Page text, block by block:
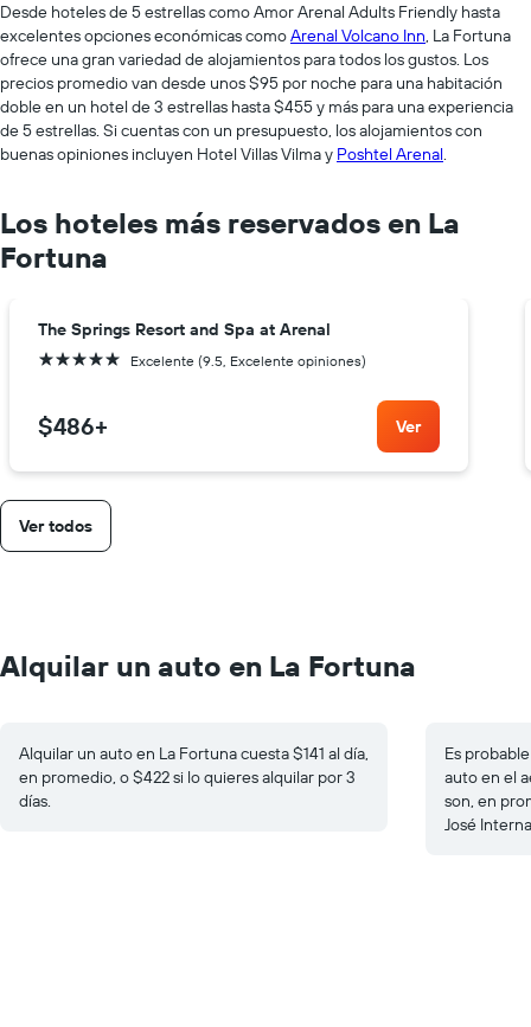
Desde hoteles de 5 estrellas como Amor Arenal Adults Friendly hasta
excelentes opciones económicas comoArenal Volcano Inn, La Fortuna
ofrece una gran variedad de alojamientos para todos los gustos. Los
precios promedio van desde unos $95 por noche para una habitación
doble en un hotel de 3 estrellas hasta $455 y más para una experiencia
de 5 estrellas. Si cuentas con un presupuesto, los alojamientos con
buenas opiniones incluyen Hotel Villas Vilma y Poshtel Arenal.
Los hoteles más reservados en La
Fortuna
The Springs Resort and Spa at Arenal
5 estrellas Excelente (9.5, Excelente opiniones)
$486+ Ver
Ver todos
Alquilar un auto en La Fortuna
Alquilar un auto en La Fortuna cuesta $141 al día,
en promedio, o $422 si lo quieres alquilar por 3
días.
Es
auto en el
son, en
José